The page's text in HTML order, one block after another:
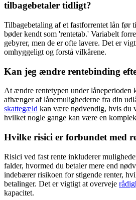
tilbagebetaler tidligt?
Tilbagebetaling af et fastforrentet lån før
bøder kendt som 'rentetab.' Variabelt
gebyrer, men de er ofte lavere. Det er
omhyggeligt og forstå vilkårene.
Kan jeg ændre rentebinding
At ændre rentetypen under låneperioden
afhænger af lånemulighederne fra din
skattegæld kan være nødvendig, hvis du
hvilket nogle gange kan være en
Hvilke risici er forbundet med
Risici ved fast rente inkluderer
falder, hvormed du betaler mere end
indebærer risikoen for stigende renter,
betalinger. Det er vigtigt at overveje
kapacitet.